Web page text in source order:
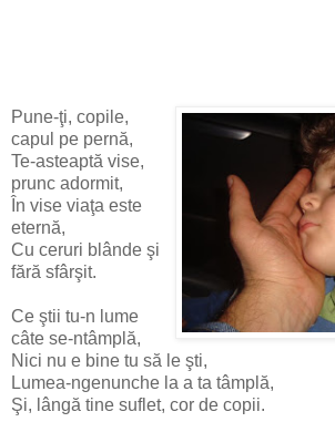
Pune-ţi, copile,
capul pe pernă,
Te-asteaptă vise,
prunc adormit,
În vise viaţa este
eternă,
Cu ceruri blânde şi
fără sfârşit.
Ce ştii tu-n lume
câte se-ntâmplă,
Nici nu e bine tu să le şti,
Lumea-ngenunche la a ta tâmplă,
Şi, lângă tine suflet, cor de copii.